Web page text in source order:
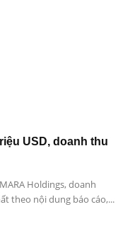
USD, doanh thu
Holdings, doanh
theo nội dung báo cáo,...